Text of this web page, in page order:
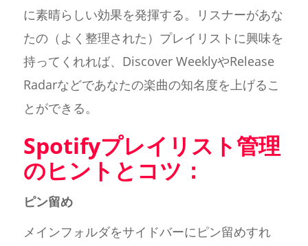
に素晴らしい効果を発揮する。リスナーがあな
たの（よく整理された）プレイリストに興味を
持ってくれれば、Discover WeeklyやRelease
Radarなどであなたの楽曲の知名度を上げるこ
とができる。
Spotifyプレイリスト管理
のヒントとコツ：
ピン留め
メインフォルダをサイドバーにピン留めすれ